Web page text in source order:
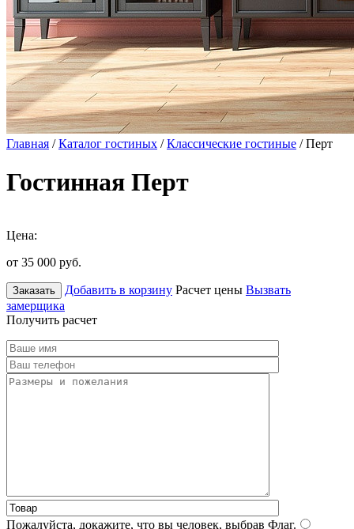
Главная /Каталог гостиных /Классические гостиные / Перт
Гостинная Перт
Цена:
от 35 000 руб.
Заказать Добавить в корзину Расчет цены Вызвать
замерщика
Получить расчет
Пожалуйста, докажите, что вы человек, выбрав Флаг.